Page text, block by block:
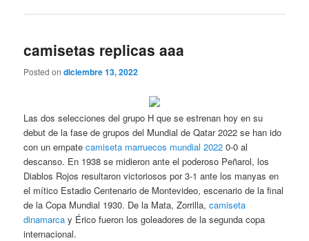
camisetas replicas aaa
Posted ondiciembre 13, 2022
Las dos selecciones del grupo H que se estrenan hoy en su
debut de la fase de grupos del Mundial de Qatar 2022 se han ido
con un empatecamiseta marruecos mundial 2022 0-0 al
descanso. En 1938 se midieron ante el poderoso Peñarol, los
Diablos Rojos resultaron victoriosos por 3-1 ante los manyas en
el mítico Estadio Centenario de Montevideo, escenario de la final
de la Copa Mundial 1930. De la Mata, Zorrilla,camiseta
dinamarca y Érico fueron los goleadores de la segunda copa
internacional.